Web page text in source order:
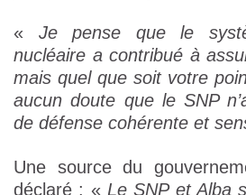
« Je pense que le
nucléaire a contribué à
mais quel que soit votre
aucun doute que le SNP
de défense cohérente et
Une source du
déclaré : « Le SNP et Alba